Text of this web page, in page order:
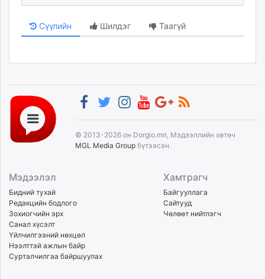
Сүүлийн Шилдэг Таагүй
© 2013-2026 он Dorgio.mn, Мэдээллийн хөтөч
MGL Media Group бүтээсэн.
Мэдээлэл
Бидний тухай
Редакцийн бодлого
Зохиогчийн эрх
Санал хүсэлт
Үйлчилгээний нөхцөл
Нээлттэй ажлын байр
Сурталчилгаа байршуулах
Хамтрагч
Байгууллага
Сайтууд
Чөлөөт нийтлэгч